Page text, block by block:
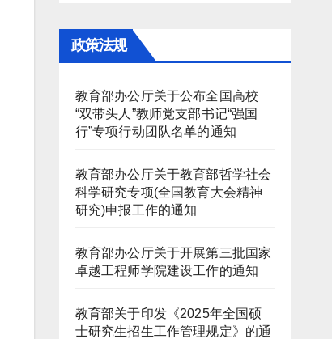
政策法规
教育部办公厅关于公布全国高校
“双带头人”教师党支部书记“强国
行”专项行动团队名单的通知
教育部办公厅关于教育部哲学社会
科学研究专项(全国教育大会精神
研究)申报工作的通知
教育部办公厅关于开展第三批国家
卓越工程师学院建设工作的通知
教育部关于印发《2025年全国硕
士研究生招生工作管理规定》的通